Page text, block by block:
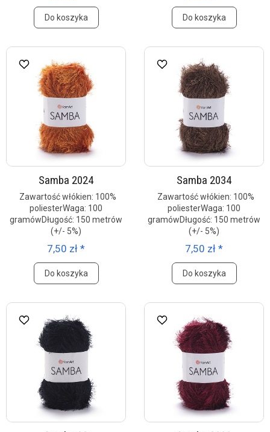
Do koszyka Do koszyka
Samba 2024
Zawartość włókien: 100%
poliesterWaga: 100
gramówDługość: 150 metrów
(+/- 5%)
7,50 zł *
Do koszyka
Samba 2034
Zawartość włókien: 100%
poliesterWaga: 100
gramówDługość: 150 metrów
(+/- 5%)
7,50 zł *
Do koszyka